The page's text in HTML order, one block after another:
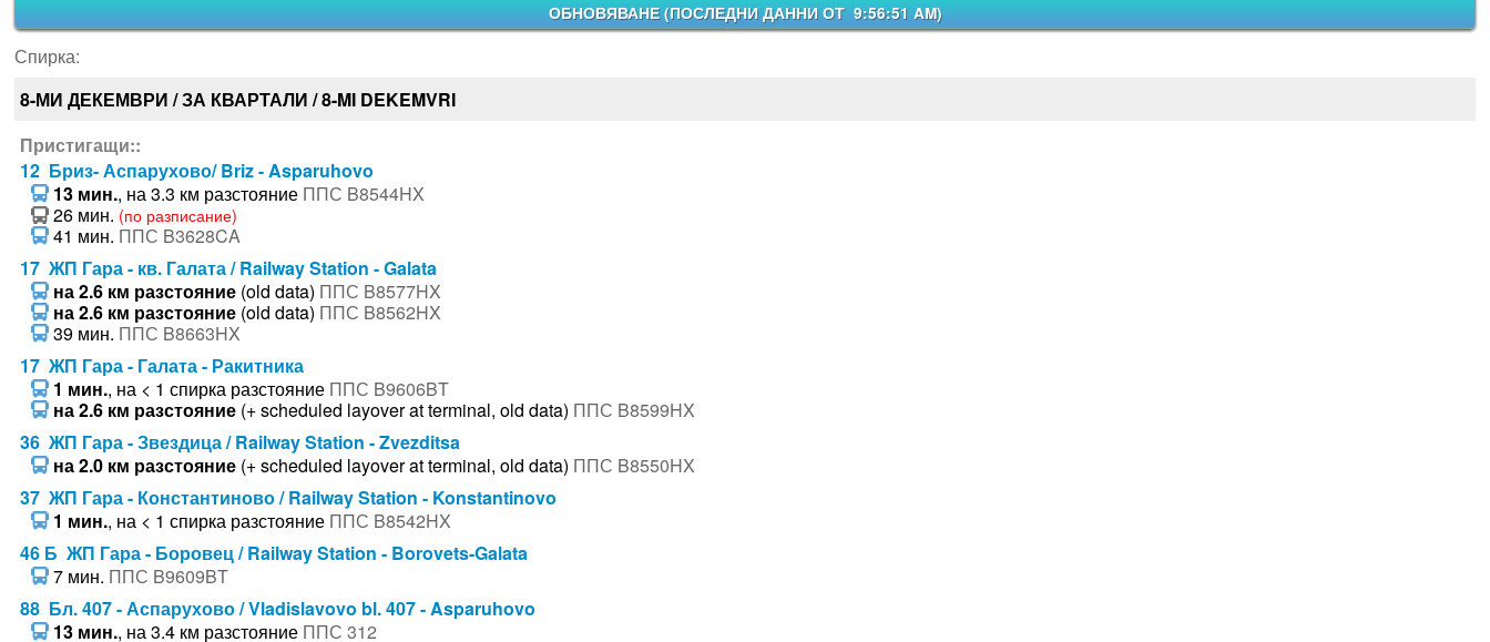
ОБНОВЯВАНЕ (ПОСЛЕДНИ ДАННИ ОТ 9:56:51 AM)
Спирка:
8-МИ ДЕКЕМВРИ / ЗА КВАРТАЛИ / 8-MI DEKEMVRI
Пристигащи::
12 Бриз- Аспарухово/ Briz - Asparuhovo
13 мин., на 3.3 км разстояние ППС B8544HX
26 мин. (по разписание)
41 мин. ППС B3628CA
17 ЖП Гара - кв. Галата / Railway Station - Galata
на 2.6 км разстояние(old data) ППС B8577HX
на 2.6 км разстояние(old data) ППС B8562HX
39 мин. ППС B8663HX
17 ЖП Гара - Галата - Ракитника
1 мин., на < 1 спирка разстояние ППС B9606BT
на 2.6 км разстояние(+ scheduled layover at terminal, old data) ППС B8599HX
36 ЖП Гара - Звездица / Railway Station - Zvezditsa
на 2.0 км разстояние(+ scheduled layover at terminal, old data) ППС B8550HX
37 ЖП Гара - Константиново / Railway Station - Konstantinovo
1 мин., на < 1 спирка разстояние ППС B8542HX
46 Б ЖП Гара - Боровец / Railway Station - Borovets-Galata
7 мин. ППС B9609BT
88 Бл. 407 - Аспарухово / Vladislavovo bl. 407 - Asparuhovo
13 мин., на 3.4 км разстояние ППС 312